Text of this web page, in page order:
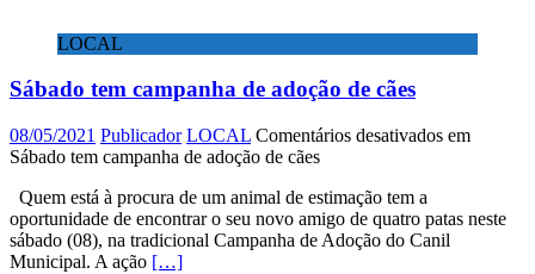
LOCAL
Sábado tem campanha de adoção de cães
08/05/2021 Publicador LOCAL Comentários desativados em
Sábado tem campanha de adoção de cães
Quem está à procura de um animal de estimação tem a
oportunidade de encontrar o seu novo amigo de quatro patas neste
sábado (08), na tradicional Campanha de Adoção do Canil
Municipal. A ação […]